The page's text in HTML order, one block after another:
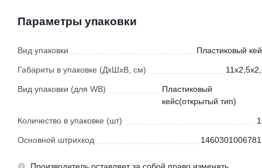
Параметры упаковки
Вид упаковки Пластиковый
Габариты в упаковке (ДхШхВ, см)
Вид упаковки (для WB)
Пластиковый
кейс(открытый тип)
Количество в упаковке (шт)
Основной штрихкод